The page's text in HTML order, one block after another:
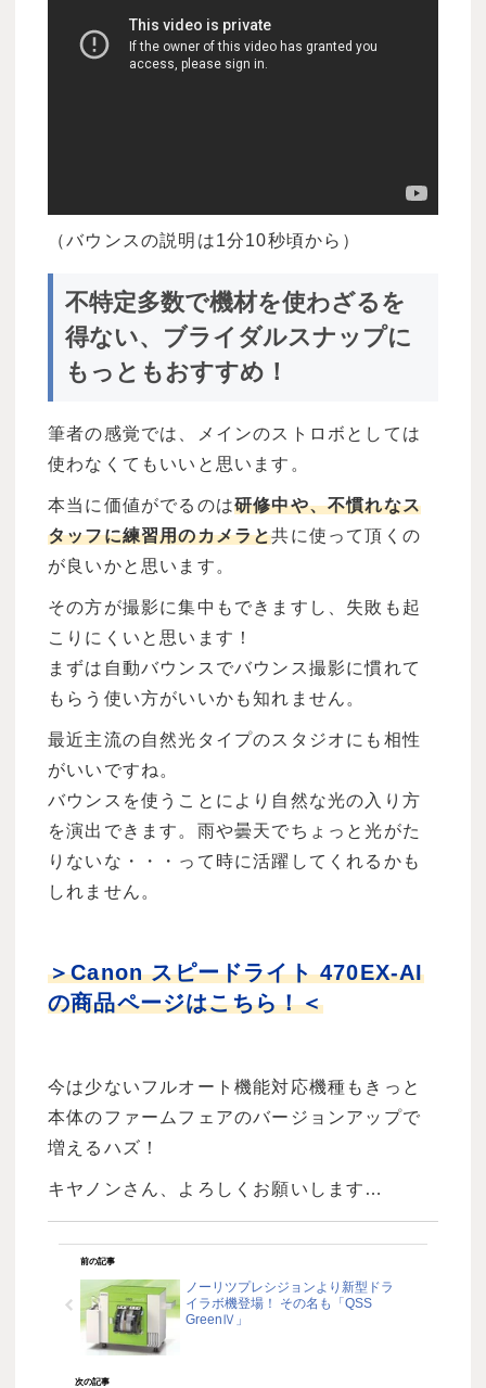
（バウンスの説明は1分10秒頃から）
不特定多数で機材を使わざるを
得ない、ブライダルスナップに
もっともおすすめ！
筆者の感覚では、メインのストロボとしては
使わなくてもいいと思います。
本当に価値がでるのは研修中や、不慣れなス
タッフに練習用のカメラと共に使って頂くの
が良いかと思います。
その方が撮影に集中もできますし、失敗も起
こりにくいと思います！
まずは自動バウンスでバウンス撮影に慣れて
もらう使い方がいいかも知れません。
最近主流の自然光タイプのスタジオにも相性
がいいですね。
バウンスを使うことにより自然な光の入り方
を演出できます。雨や曇天でちょっと光がた
りないな・・・って時に活躍してくれるかも
しれません。
＞Canon スピードライト 470EX-AI
の商品ページはこちら！＜
今は少ないフルオート機能対応機種もきっと
本体のファームフェアのバージョンアップで
増えるハズ！
キヤノンさん、よろしくお願いします…
前の記事
ノーリツプレシジョンより新型ドラ
イラボ機登場！ その名も「QSS
GreenⅣ」
次の記事